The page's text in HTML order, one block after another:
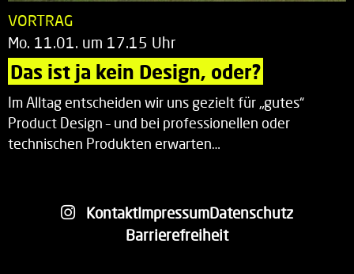
VORTRAG
Mo. 11.01. um 17.15 Uhr
Das ist ja kein Design, oder?
Im Alltag entscheiden wir uns gezielt für „gutes“
Product Design – und bei professionellen oder
technischen Produkten erwarten…
KontaktImpressumDatenschutz
Barrierefreiheit